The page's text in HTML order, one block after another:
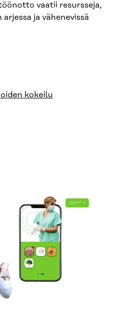
vaatii resursseja,
ja vähenevissä
kokeilu